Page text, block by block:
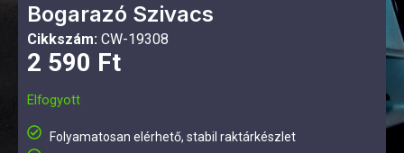
Bogarazó Szivacs
Cikkszám: CW-19308
2 590 Ft
Elfogyott
Folyamatosan elérhető, stabil raktárkészlet